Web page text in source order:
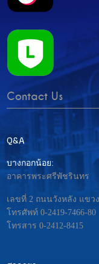
Contact Us
Q&A
บางกอกน้อย:
อาคารพระศรีพัชรินทร
เลขที่ 2 ถนนวังหลัง แขว
โทรศัพท์ 0-2419-7466-80
โทรสาร 0-2412-8415